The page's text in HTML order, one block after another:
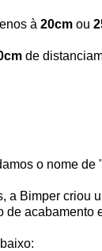
à 20cm ou
de
o nome de
a Bimper criou
acabamento